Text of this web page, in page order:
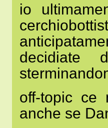
io
decidiate
off-topic
anche se